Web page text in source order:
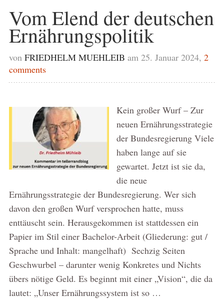
Vom Elend der deutschen
Ernährungspolitik
von FRIEDHELM MUEHLEIB am 25. Januar 2024, 2
comments
Kein großer Wurf – Zur
neuen Ernährungsstrategie
der Bundesregierung Viele
haben lange auf sie
gewartet. Jetzt ist sie da,
die neue
Ernährungsstrategie der Bundesregierung. Wer sich
davon den großen Wurf versprochen hatte, muss
enttäuscht sein. Herausgekommen ist stattdessen ein
Papier im Stil einer Bachelor-Arbeit (Gliederung: gut /
Sprache und Inhalt: mangelhaft) Sechzig Seiten
Geschwurbel – darunter wenig Konkretes und Nichts
übers nötige Geld. Es beginnt mit einer „Vision“, die da
lautet: „Unser Ernährungssystem ist so …